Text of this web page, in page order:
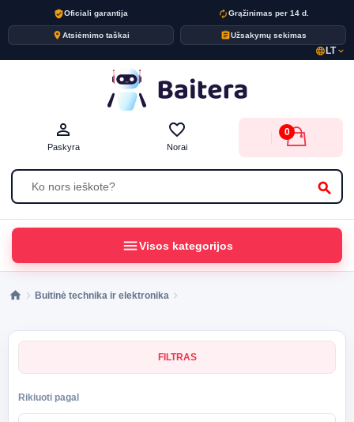
verified_userOficiali garantija autorenewGrąžinimas per 14 d.
placeAtsiėmimo taškai assignmentUžsakymų sekimas
language LTexpand_more
search
person_outline
Paskyra
favorite_border
Norai
0
menuVisos kategorijos
Buitinė technika ir elektronika
FILTRAS
Rikiuoti pagal